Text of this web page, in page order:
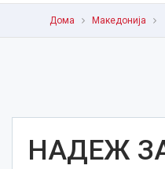
Дома Македонија
НАДЕЖ